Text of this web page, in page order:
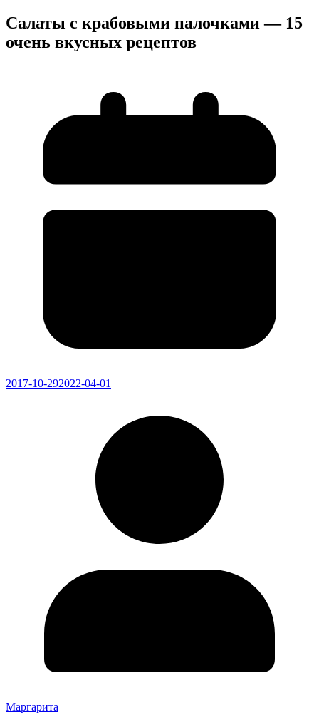
Салаты с крабовыми палочками — 15
очень вкусных рецептов
2017-10-292022-04-01
Маргарита